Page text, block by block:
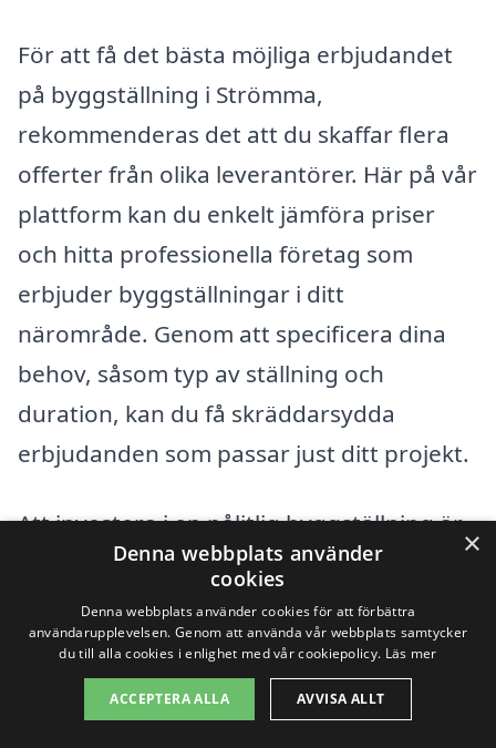
För att få det bästa möjliga erbjudandet
på byggställning i Strömma,
rekommenderas det att du skaffar flera
offerter från olika leverantörer. Här på vår
plattform kan du enkelt jämföra priser
och hitta professionella företag som
erbjuder byggställningar i ditt
närområde. Genom att specificera dina
behov, såsom typ av ställning och
duration, kan du få skräddarsydda
erbjudanden som passar just ditt projekt.
Att investera i en pålitlig byggställning är
viktigt för både säkerheten och
effektiviteten på din byggarbetsplats.
Genom att noggrant överväga
ovanstående faktorer och använda vår
tjänst för att få flera offerter, är du på god
×
Denna webbplats använder
cookies
Denna webbplats använder cookies för att förbättra
användarupplevelsen. Genom att använda vår webbplats samtycker
du till alla cookies i enlighet med vår cookiepolicy. Läs mer
ACCEPTERA ALLA AVVISA ALLT